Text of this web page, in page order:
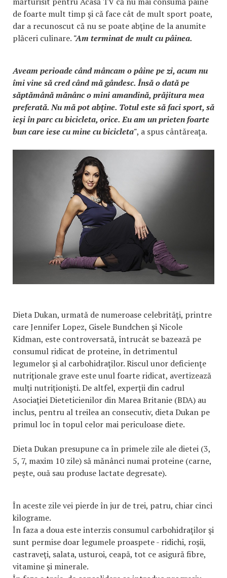
de foarte mult timp şi că face cât de mult sport poate,
dar a recunoscut că nu se poate abţine de la anumite
plăceri culinare. "Am terminat de mult cu pâinea.
Aveam perioade când mâncam o pâine pe zi, acum nu
îmi vine să cred când mă gândesc. Însă o dată pe
săptămână mănânc o mini amandină, prăjitura mea
preferată. Nu mă pot abţine. Totul este să faci sport, să
ieşi în parc cu bicicleta, orice. Eu am un prieten foarte
bun care iese cu mine cu bicicleta", a spus cântăreaţa.
Dieta Dukan, urmată de numeroase celebrităţi, printre
care Jennifer Lopez, Gisele Bundchen şi Nicole
Kidman, este controversată, întrucât se bazează pe
consumul ridicat de proteine, în detrimentul
legumelor şi al carbohidraţilor. Riscul unor deficienţe
nutriţionale grave este unul foarte ridicat, avertizează
mulţi nutriţionişti. De altfel, experţii din cadrul
Asociaţiei Dieteticienilor din Marea Britanie (BDA) au
inclus, pentru al treilea an consecutiv, dieta Dukan pe
primul loc în topul celor mai periculoase diete.
Dieta Dukan presupune ca în primele zile ale dietei (3,
5, 7, maxim 10 zile) să mănânci numai proteine (carne,
peşte, ouă sau produse lactate degresate).
În aceste zile vei pierde în jur de trei, patru, chiar cinci
kilograme.
În faza a doua este interzis consumul carbohidraţilor şi
sunt permise doar legumele proaspete - ridichi, roşii,
castraveţi, salata, usturoi, ceapă, tot ce asigură fibre,
vitamine şi minerale.